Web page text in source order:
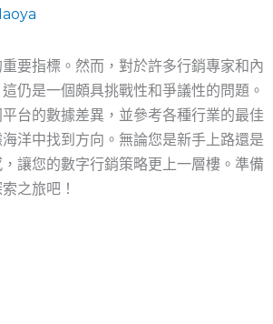
要指標。然而，對於許多行銷專家和內
仍是一個頗具挑戰性和爭議性的問題。
台的數據差異，並參考各種行業的最佳
洋中找到方向。無論您是新手上路還是
讓您的數字行銷策略更上一層樓。準備
之旅吧！